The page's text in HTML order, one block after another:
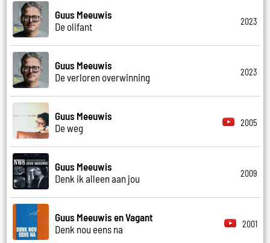
Guus Meeuwis
De olifant
2023
Guus Meeuwis
De verloren overwinning
2023
Guus Meeuwis
De weg
2005
Guus Meeuwis
Denk ik alleen aan jou
2009
Guus Meeuwis en Vagant
Denk nou eens na
2001